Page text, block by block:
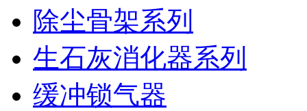
除尘骨架系列
生石灰消化器系列
缓冲锁气器